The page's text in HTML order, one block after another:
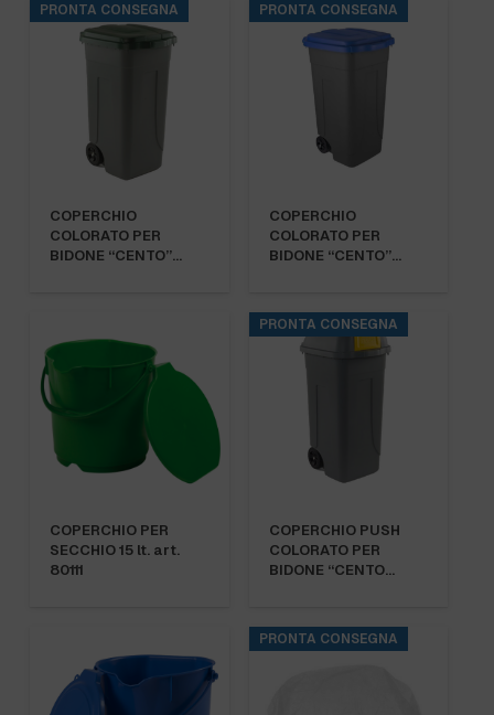
PRONTA CONSEGNA
COPERCHIO
COLORATO PER
BIDONE “CENTO”…
PRONTA CONSEGNA
COPERCHIO
COLORATO PER
BIDONE “CENTO”…
COPERCHIO PER
SECCHIO 15 lt. art.
80111
PRONTA CONSEGNA
COPERCHIO PUSH
COLORATO PER
BIDONE “CENTO…
PRONTA CONSEGNA